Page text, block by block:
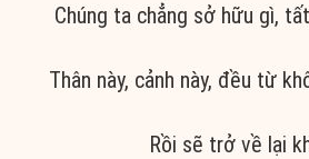
Chúng ta chẳng sở hữu gì,
Thân này, cảnh này, đều từ
Rồi sẽ trở về lại